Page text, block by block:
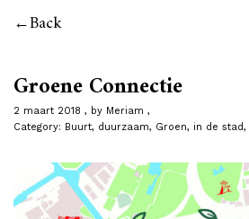
Back
Groene Connectie
2 maart 2018 by Meriam
Category: Buurt, duurzaam, Groen, in de stad,